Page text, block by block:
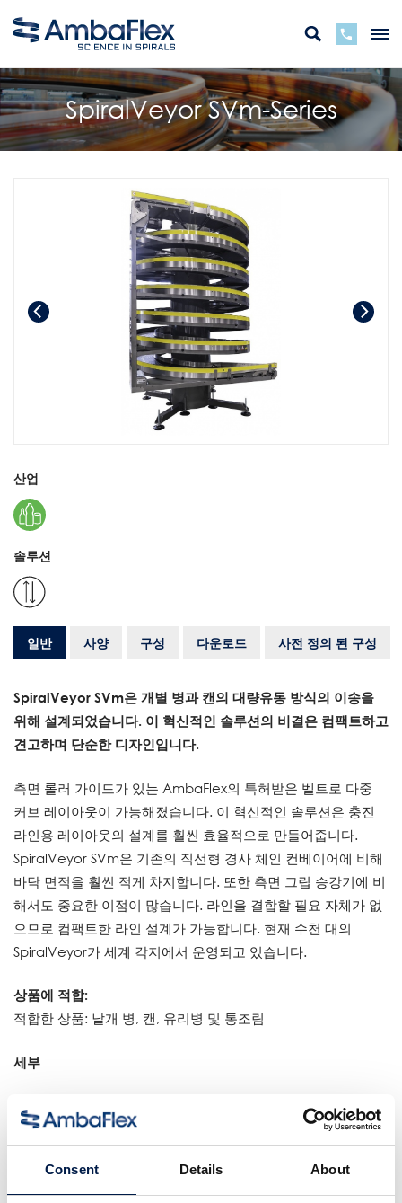
Consent Details About
SpiralVeyor SVm-Series
산업
솔루션
일반 사양 구성 다운로드 사전 정의 된 구성
SpiralVeyor SVm은 개별 병과 캔의 대량유동 방식의 이송을
위해 설계되었습니다. 이 혁신적인 솔루션의 비결은 컴팩트하고
견고하며 단순한 디자인입니다.
측면 롤러 가이드가 있는 AmbaFlex의 특허받은 벨트로 다중
커브 레이아웃이 가능해졌습니다. 이 혁신적인 솔루션은 충진
라인용 레이아웃의 설계를 훨씬 효율적으로 만들어줍니다.
SpiralVeyor SVm은 기존의 직선형 경사 체인 컨베이어에 비해
바닥 면적을 훨씬 적게 차지합니다. 또한 측면 그립 승강기에 비
해서도 중요한 이점이 많습니다. 라인을 결합할 필요 자체가 없
으므로 컴팩트한 라인 설계가 가능합니다. 현재 수천 대의
SpiralVeyor가 세계 각지에서 운영되고 있습니다.
상품에 적합:
적합한 상품: 낱개 병, 캔, 유리병 및 통조림
세부
다중트랙 벨트: 1~5개의 평행 트랙
하중 범위: 최대 100kg/m | 67lb/ft
속도 범위: 최대 60m/min | 200fpm
수직이송: 거의 무제한, 일반적으로 구동 시스템당 6m |